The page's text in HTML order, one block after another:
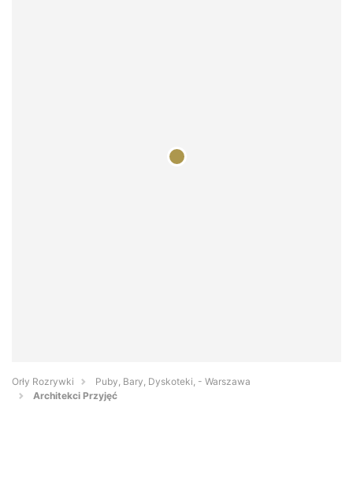
Orły Rozrywki
Puby, Bary, Dyskoteki, - Warszawa
Architekci Przyjęć